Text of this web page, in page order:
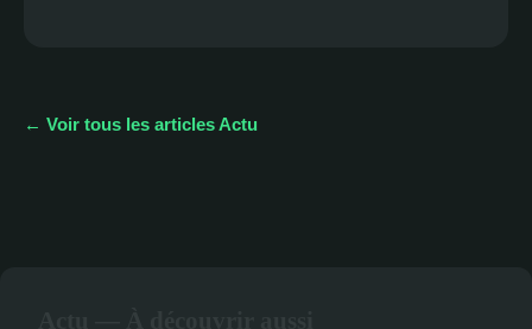
← Voir tous les articles Actu